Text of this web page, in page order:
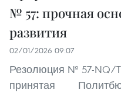
№ 57: прочная
развития
02/01/2026 09:07
Резолюция № 57-NQ/
принятая